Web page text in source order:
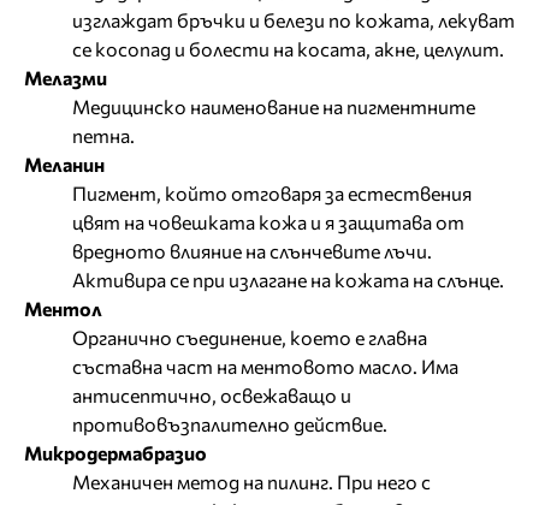
изглаждат бръчки и белези по кожата, лекуват
се косопад и болести на косата, акне, целулит.
Мелазми
Mедицинско наименование на пигментните
петна.
Меланин
Пигмент, който отговаря за естествения
цвят на човешката кожа и я защитава от
вредното влияние на слънчевите лъчи.
Активира се при излагане на кожата на слънце.
Ментол
Органично съединение, което е главна
съставна част на ментовото масло. Има
антисептично, освежаващо и
противовъзпалително действие.
Микродермабразио
Механичен метод на пилинг. При него с